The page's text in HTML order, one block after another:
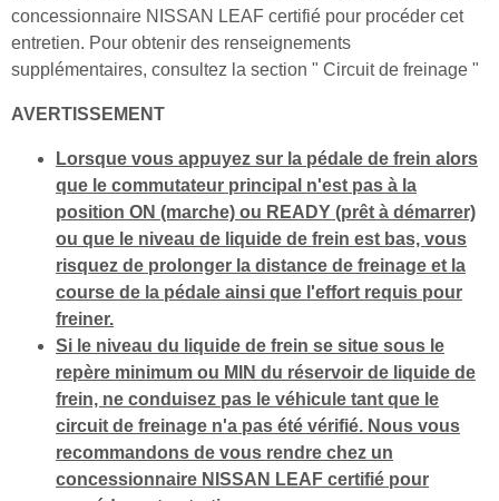
concessionnaire NISSAN LEAF certifié pour procéder cet
entretien. Pour obtenir des renseignements
supplémentaires, consultez la section " Circuit de freinage "
AVERTISSEMENT
Lorsque vous appuyez sur la pédale de frein alors
que le commutateur principal n'est pas à la
position ON (marche) ou READY (prêt à démarrer)
ou que le niveau de liquide de frein est bas, vous
risquez de prolonger la distance de freinage et la
course de la pédale ainsi que l'effort requis pour
freiner.
Si le niveau du liquide de frein se situe sous le
repère minimum ou MIN du réservoir de liquide de
frein, ne conduisez pas le véhicule tant que le
circuit de freinage n'a pas été vérifié. Nous vous
recommandons de vous rendre chez un
concessionnaire NISSAN LEAF certifié pour